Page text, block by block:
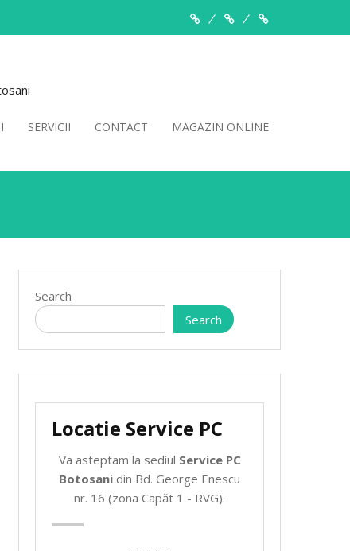
DespreServiciiContact
SERVICII CONTACT MAGAZIN ONLINE
Search
Search
Locatie Service PC
Va asteptam la sediul Service PC
Botosani din Bd. George Enescu
nr. 16 (zona Capăt 1 - RVG).